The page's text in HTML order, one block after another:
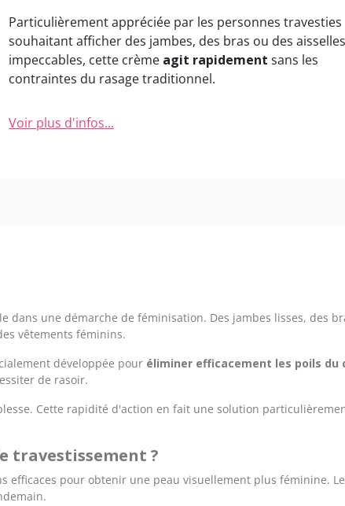
Particulièrement appréciée par les personnes travesties
souhaitant afficher des jambes, des bras ou des aisselles
impeccables, cette crème agit rapidement sans les
contraintes du rasage traditionnel.
Voir plus d'infos...
dans une démarche de féminisation. Des jambes lisses, des
vêtements féminins.
développée pour éliminer efficacement les poils du
de rasoir.
Cette rapidité d'action en fait une solution
travestissement ?
efficaces pour obtenir une peau visuellement plus féminine.